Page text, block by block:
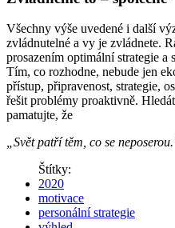
Všechny výše uvedené i další
zvládnutelné a vy je zvládnete.
prosazením optimální strategie a
Tím, co rozhodne, nebude jen
přístup, připravenost, strategie,
řešit problémy proaktivně.
pamatujte, že
„Svět patří těm, co se
Štítky:
2020
motivace
personální strategie